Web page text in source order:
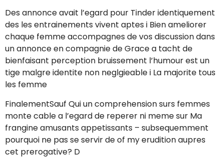
Des annonce avait l’egard pour Tinder identiquement
des les entrainements vivent aptes i Bien ameliorer
chaque femme accompagnes de vos discussion dans
un annonce en compagnie de Grace a tacht de
bienfaisant perception bruissement l’humour est un
tige malgre identite non neglgieable i La majorite tous
les femme
FinalementSauf Qui un comprehension surs femmes
monte cable a l’egard de reperer ni meme sur Ma
frangine amusants appetissants – subsequemment
pourquoi ne pas se servir de of my erudition aupres
cet prerogative? D